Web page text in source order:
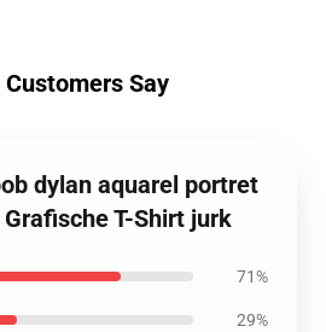
Say
dylan aquarel portret
T-Shirt jurk
71%
29%